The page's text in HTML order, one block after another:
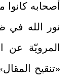
أصحابه كانوا
نور الله في
المرويّة